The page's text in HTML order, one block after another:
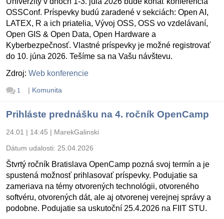
OSSConf. Príspevky budú zaradené v sekciách: Open AI,
LATEX, R a ich priatelia, Vývoj OSS, OSS vo vzdelávaní,
Open GIS & Open Data, Open Hardware a
Kyberbezpečnosť. Vlastné príspevky je možné registrovať
do 10. júna 2026. Tešíme sa na Vašu návštevu.
Zdroj: Web konferencie
1 | Komunita
Prihláste prednášku na 4. ročník OpenCamp
24.01 | 14:45 | MarekGalinski
Dátum udalosti: 25.04.2026
Štvrtý ročník Bratislava OpenCamp pozná svoj termín a je
spustená možnosť prihlasovať príspevky. Podujatie sa
zameriava na témy otvorených technológii, otvoreného
softvéru, otvorených dát, ale aj otvorenej verejnej správy a
podobne. Podujatie sa uskutoční 25.4.2026 na FIIT STU.